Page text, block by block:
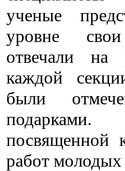
ученые
уровне
отвечали
каждой
были
посвященной
работ